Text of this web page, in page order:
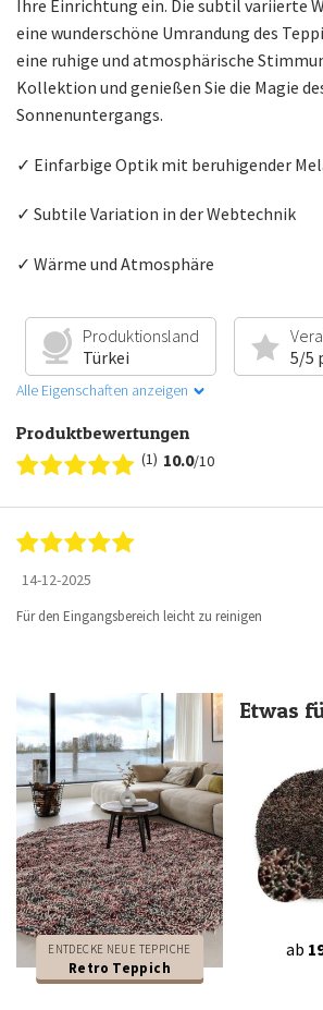
Ihre Einrichtung ein. Die subtil variierte
eine wunderschöne Umrandung des
eine ruhige und atmosphärische
Kollektion und genießen Sie die Magie
Sonnenuntergangs.
✓ Einfarbige Optik mit beruhigender
✓ Subtile Variation in der Webtechnik
✓ Wärme und Atmosphäre
Produktionsland
Türkei
5/5
Alle Eigenschaften anzeigen
Produktbewertungen
(1) 10.0/10
14-12-2025
Für den Eingangsbereich leicht zu reinigen
ENTDECKE NEUE TEPPICHE
Retro Teppich
Etwas
ab